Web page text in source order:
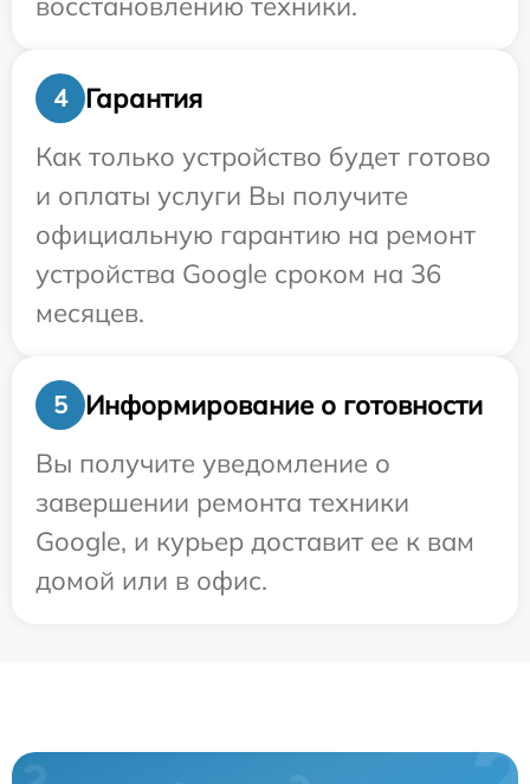
4
Гарантия
Как только устройство будет готово
и оплаты услуги Вы получите
официальную гарантию на ремонт
устройства Google сроком на 36
месяцев.
5
Информирование о готовности
Вы получите уведомление о
завершении ремонта техники
Google, и курьер доставит ее к вам
домой или в офис.